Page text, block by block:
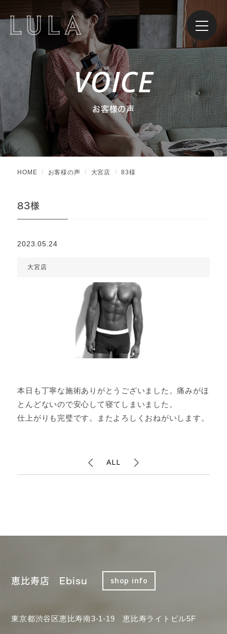
VOICE
お客様の声
HOME お客様の声 大宮店 83様
83様
2023.05.24
大宮店
本日も丁寧な施術ありがとうございました。痛みがほ
とんどないので安心して寝てしまいました。
仕上がりも完璧です。またよろしくおねがいします。
ALL
恵比寿店 Ebisu shop info
東京都渋谷区恵比寿南3-1-19 恵比寿ライトビル5F